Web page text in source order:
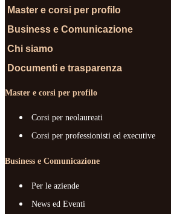
Master e corsi per profilo
Business e Comunicazione
Chi siamo
Documenti e trasparenza
Master e corsi per profilo
Corsi per neolaureati
Corsi per professionisti ed executive
Business e Comunicazione
Per le aziende
News ed Eventi